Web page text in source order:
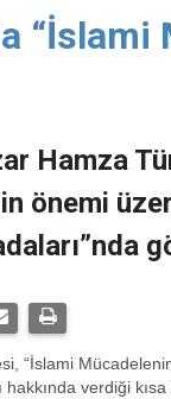
Hamza
önemi
“İslami
hakkında verdiği